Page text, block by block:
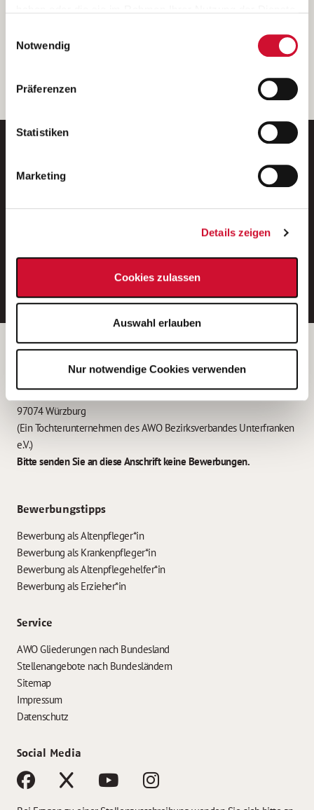
Wenn Sie auf „Cookies zulassen“ klicken, so stimmen
Sie der Speicherung sämtlicher Cookies zu. Sie können
Ihre Einwilligung selbstverständlich jederzeit widerrufen,
indem Sie die Cookie-Einstellungen aufrufen und diese
unserer
Notwendig
Präferenzen
Statistiken
Marketing
Details zeigen
Cookies zulassen
Auswahl erlauben
Nur notwendige Cookies verwenden
Weitere Details können Sie der
entnehmen.
E-Mail-Adresse eintragen
Betreiber der Webseite
Garitz Bewirtschaftungsbetriebe GmbH
Kantstraße 45a
97074 Würzburg
(Ein Tochterunternehmen des AWO Bezirksverbandes Unterfranken
e.V.)
Bitte senden Sie an diese Anschrift keine Bewerbungen.
Bewerbungstipps
Bewerbung als Altenpfleger*in
Bewerbung als Krankenpfleger*in
Bewerbung als Altenpflegehelfer*in
Bewerbung als Erzieher*in
Service
AWO Gliederungen nach Bundesland
Stellenangebote nach Bundesländern
Sitemap
Impressum
Datenschutz
Social Media